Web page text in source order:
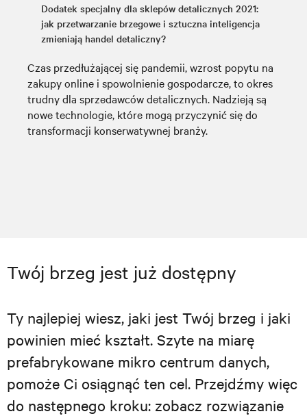
Dodatek specjalny dla sklepów detalicznych 2021:
jak przetwarzanie brzegowe i sztuczna inteligencja
zmieniają handel detaliczny?
Czas przedłużającej się pandemii, wzrost popytu na
zakupy online i spowolnienie gospodarcze, to okres
trudny dla sprzedawców detalicznych. Nadzieją są
nowe technologie, które mogą przyczynić się do
transformacji konserwatywnej branży.
Twój brzeg jest już dostępny
Ty najlepiej wiesz, jaki jest Twój brzeg i jaki
powinien mieć kształt. Szyte na miarę
prefabrykowane mikro centrum danych,
pomoże Ci osiągnąć ten cel. Przejdźmy więc
do następnego kroku: zobacz rozwiązanie